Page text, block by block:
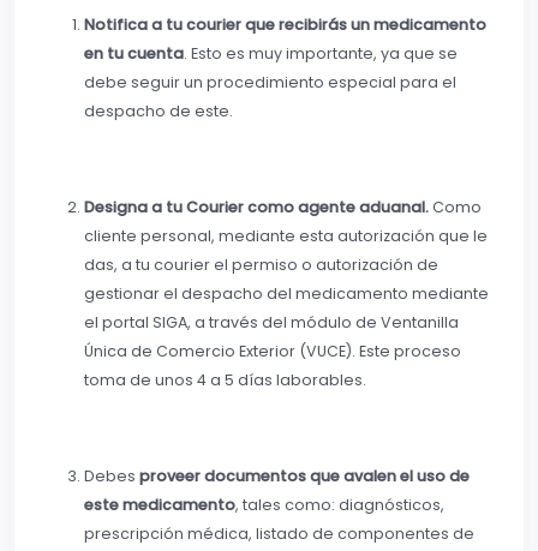
Notifica a tu courier que recibirás un medicamento
en tu cuenta. Esto es muy importante, ya que se
debe seguir un procedimiento especial para el
despacho de este.
Designa a tu Courier como agente aduanal.Como
cliente personal, mediante esta autorización que le
das, a tu courier el permiso o autorización de
gestionar el despacho del medicamento mediante
el portal SIGA, a través del módulo de Ventanilla
Única de Comercio Exterior (VUCE). Este proceso
toma de unos 4 a 5 días laborables.
Debes proveer documentos que avalen el uso de
este medicamento, tales como: diagnósticos,
prescripción médica, listado de componentes de